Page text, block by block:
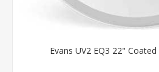
Evans UV2 EQ3 22"